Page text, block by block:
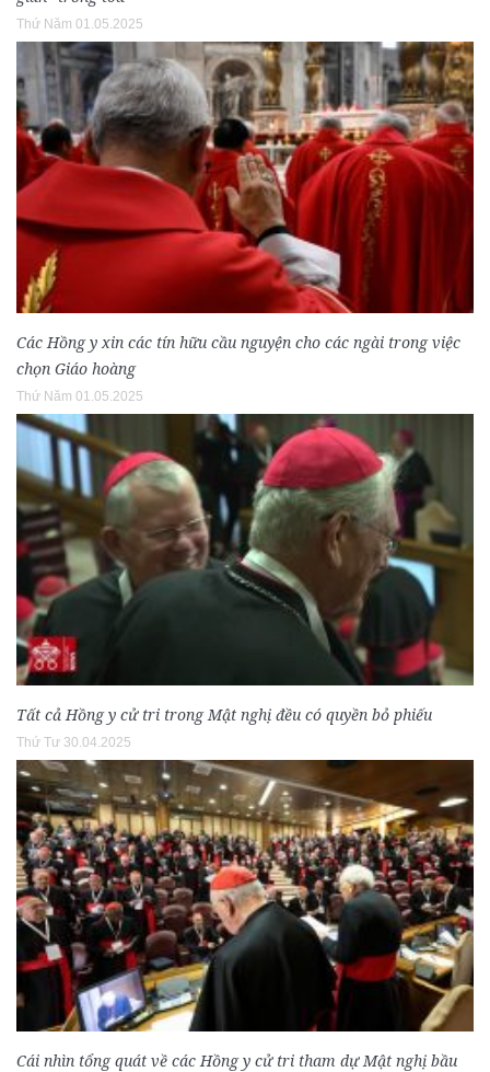
Thứ Năm 01.05.2025
Các Hồng y xin các tín hữu cầu nguyện cho các ngài trong việc
chọn Giáo hoàng
Thứ Năm 01.05.2025
Tất cả Hồng y cử tri trong Mật nghị đều có quyền bỏ phiếu
Thứ Tư 30.04.2025
Cái nhìn tổng quát về các Hồng y cử tri tham dự Mật nghị bầu